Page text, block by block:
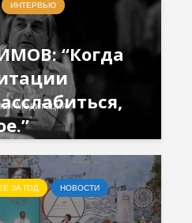
ИНТЕРВЬЮ
“Когда
Медитация
ЗА ГОД НОВОСТИ